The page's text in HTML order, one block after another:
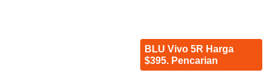
BLU Vivo 5R Harga
$395. Pencarian